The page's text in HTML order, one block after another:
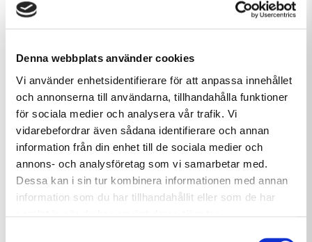
Denna webbplats använder cookies
Vi använder enhetsidentifierare för att anpassa innehållet
och annonserna till användarna, tillhandahålla funktioner
för sociala medier och analysera vår trafik. Vi
vidarebefordrar även sådana identifierare och annan
information från din enhet till de sociala medier och
annons- och analysföretag som vi samarbetar med.
Dessa kan i sin tur kombinera informationen med annan
information som du har tillhandahållit eller som de har
ombyggnationen kommer fastigheten
tillhörande utrymmen.
Fastigheten kommer att evakueras och
entreprenaden utförs i en etapp. Arbetet
inleds under fjärde kvartalet 2025 och
förväntas vara slutfört under tredje